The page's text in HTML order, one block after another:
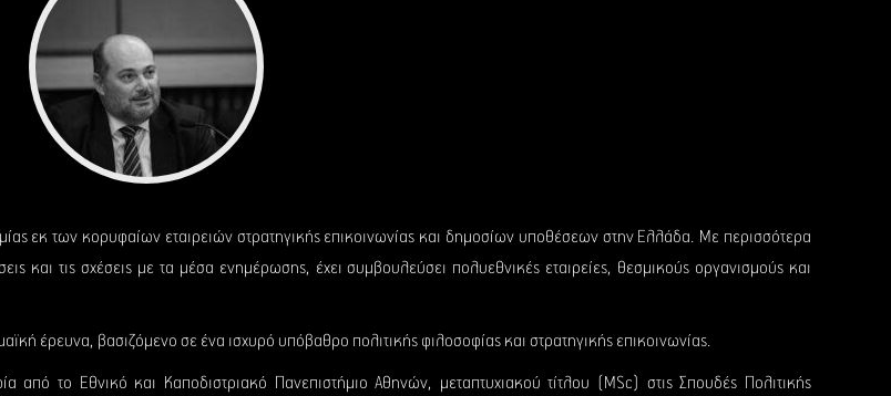
εκ των κορυφαίων εταιρειών στρατηγικής επικοινωνίας και δημοσίων υποθέσεων στην Ελλάδα. Με περισσότερα
και τις σχέσεις με τα μέσα ενημέρωσης, έχει συμβουλεύσει πολυεθνικές εταιρείες, θεσμικούς οργανισμούς και
έρευνα, βασιζόμενο σε ένα ισχυρό υπόβαθρο πολιτικής φιλοσοφίας και στρατηγικής επικοινωνίας.
από το Εθνικό και Καποδιστριακό Πανεπιστήμιο Αθηνών, μεταπτυχιακού τίτλου (MSc) στις Σπουδές Πολιτικής